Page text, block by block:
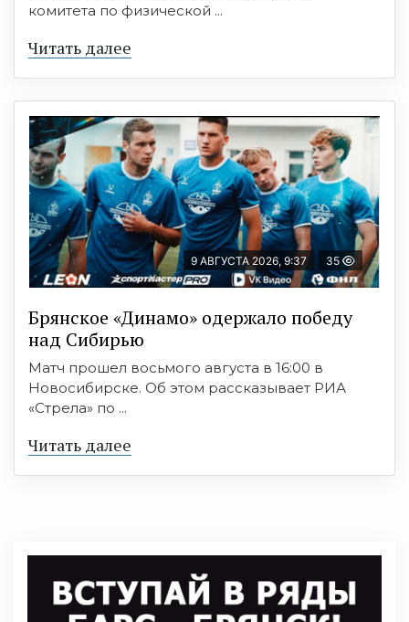
комитета по физической ...
Читать далее
9 АВГУСТА 2026, 9:37 35
Брянское «Динамо» одержало победу
над Сибирью
Матч прошел восьмого августа в 16:00 в
Новосибирске. Об этом рассказывает РИА
«Стрела» по ...
Читать далее